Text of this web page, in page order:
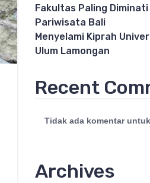
Fakultas Paling
Pariwisata Bali
Menyelami Kiprah
Ulum Lamongan
Recent
Tidak ada komentar
Archives